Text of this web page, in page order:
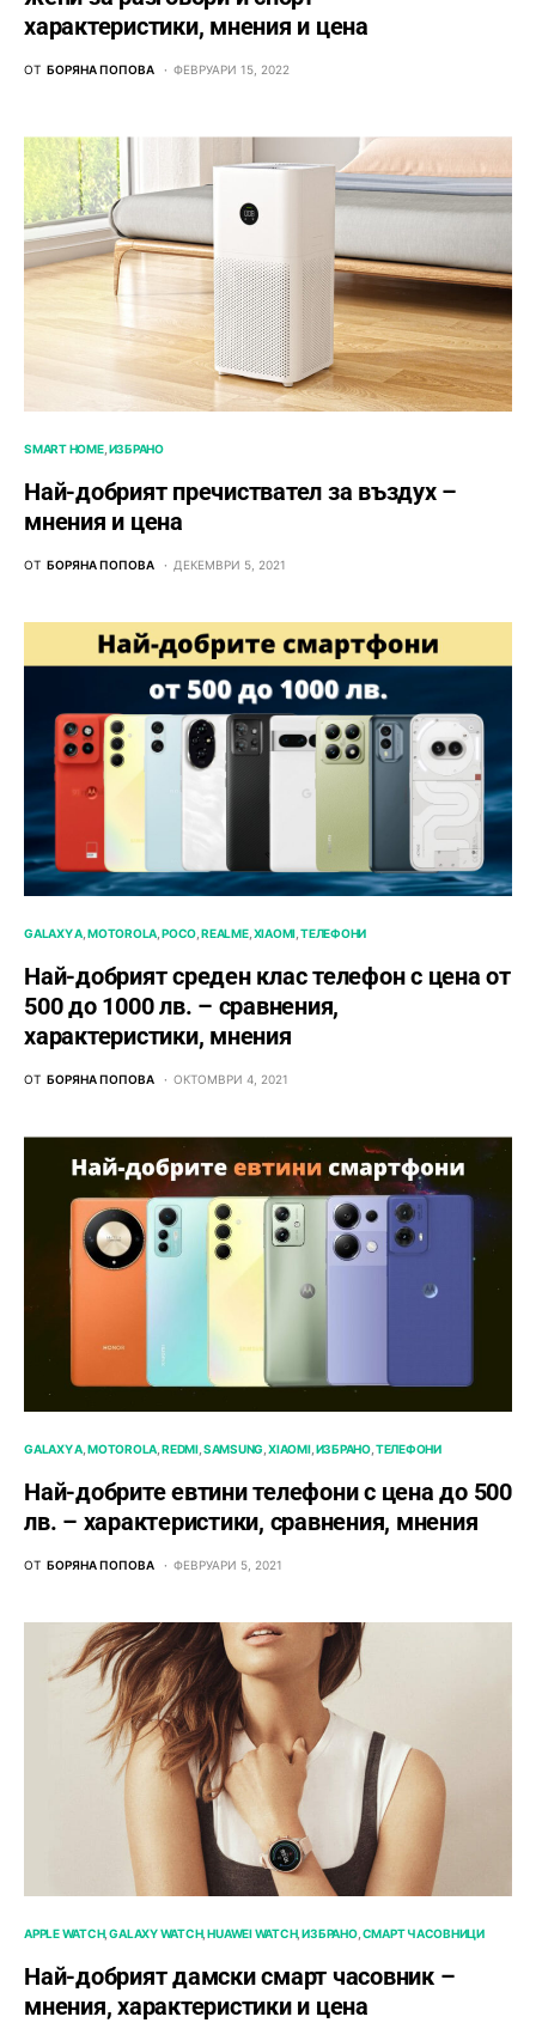
характеристики, мнения и цена
ОТ БОРЯНА ПОПОВА ФЕВРУАРИ 15, 2022
SMART HOME ИЗБРАНО
Най-добрият пречиствател за въздух –
мнения и цена
ОТ БОРЯНА ПОПОВА ДЕКЕМВРИ 5, 2021
GALAXY A MOTOROLA POCO REALME XIAOMI ТЕЛЕФОНИ
Най-добрият среден клас телефон с цена от
500 до 1000 лв. – сравнения,
характеристики, мнения
ОТ БОРЯНА ПОПОВА ОКТОМВРИ 4, 2021
GALAXY A MOTOROLA REDMI SAMSUNG XIAOMI ИЗБРАНО ТЕЛЕФОНИ
Най-добрите евтини телефони с ценa до 500
лв. – характeристики, сравнения, мнения
ОТ БОРЯНА ПОПОВА ФЕВРУАРИ 5, 2021
APPLE WATCH GALAXY WATCH HUAWEI WATCH ИЗБРАНО СМАРТ ЧАСОВНИЦИ
Най-добрият дамски смарт часовник –
мнения, характеристики и цена